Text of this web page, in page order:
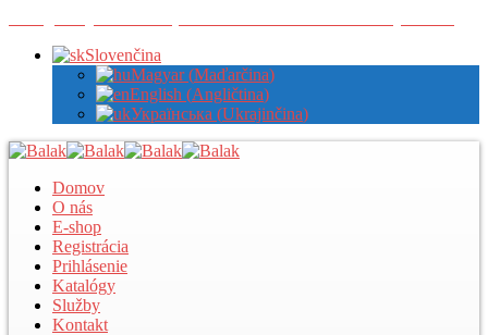
Slovenčina
Magyar (Maďarčina)
English (Angličtina)
Українська (Ukrajinčina)
Domov
O nás
E-shop
Registrácia
Prihlásenie
Katalógy
Služby
Kontakt